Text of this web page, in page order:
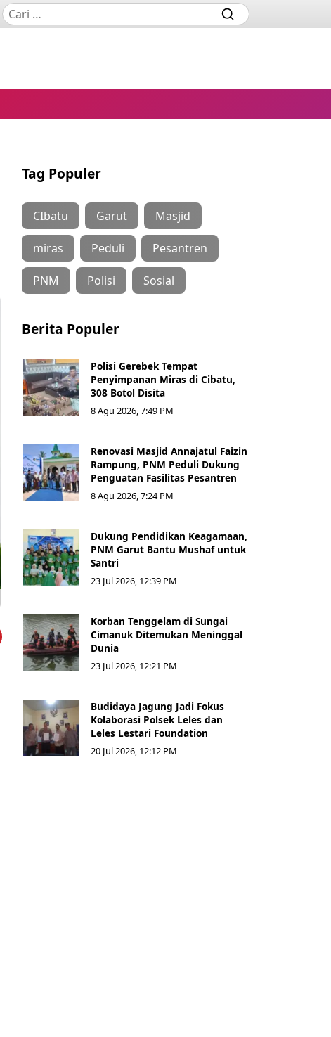
Tag Populer
CIbatu Garut Masjid
miras Peduli Pesantren
PNM Polisi Sosial
Berita Populer
Polisi Gerebek Tempat
Penyimpanan Miras di Cibatu,
308 Botol Disita
8 Agu 2026, 7:49 PM
Renovasi Masjid Annajatul Faizin
Rampung, PNM Peduli Dukung
Penguatan Fasilitas Pesantren
8 Agu 2026, 7:24 PM
Dukung Pendidikan Keagamaan,
PNM Garut Bantu Mushaf untuk
Santri
23 Jul 2026, 12:39 PM
Korban Tenggelam di Sungai
Cimanuk Ditemukan Meninggal
Dunia
23 Jul 2026, 12:21 PM
Budidaya Jagung Jadi Fokus
Kolaborasi Polsek Leles dan
Leles Lestari Foundation
20 Jul 2026, 12:12 PM